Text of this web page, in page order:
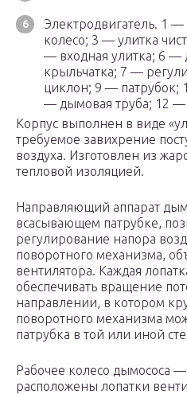
Электродвигатель. 1
колесо; 3 — улитка
— входная улитка; 6 —
крыльчатка; 7 —
циклон; 9 — патрубок;
— дымовая труба; 12 —
Корпус выполнен в виде
требуемое завихрение
воздуха. Изготовлен из
тепловой изоляцией.
Направляющий аппарат
всасывающем патрубке,
регулирование напора
поворотного механизма,
вентилятора. Каждая
обеспечивать вращение
направлении, в котором
поворотного механизма
патрубка в той или иной
Рабочее колесо дымососа
расположены лопатки